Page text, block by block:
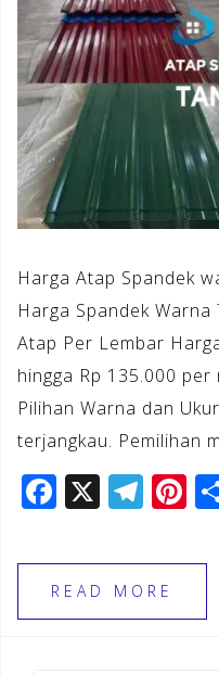
Harga Atap Spandek
Harga Spandek
Atap Per Lembar
hingga Rp 135.000
Pilihan Warna dan
terjangkau. Pemilihan
F
c
e
b
X T
e
gr
a
Pi
te
e
READ MORE